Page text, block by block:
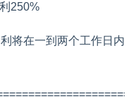
250%
将在一到两个工作日内